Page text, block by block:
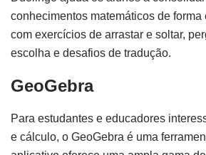
conhecimentos matemáticos de forma
com exercícios de arrastar e soltar,
escolha e desafios de tradução.
GeoGebra
Para estudantes e educadores
e cálculo, o GeoGebra é uma